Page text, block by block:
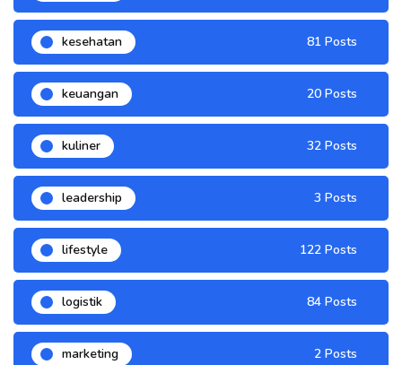
kesehatan 81 Posts
keuangan 20 Posts
kuliner 32 Posts
leadership 3 Posts
lifestyle 122 Posts
logistik 84 Posts
marketing 2 Posts